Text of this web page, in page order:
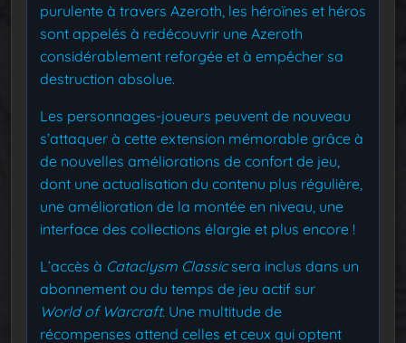
purulente à travers Azeroth, les héroïnes et héros
sont appelés à redécouvrir une Azeroth
considérablement reforgée et à empêcher sa
destruction absolue.
Les personnages-joueurs peuvent de nouveau
s’attaquer à cette extension mémorable grâce à
de nouvelles améliorations de confort de jeu,
dont une actualisation du contenu plus régulière,
une amélioration de la montée en niveau, une
interface des collections élargie et plus encore !
L’accès à Cataclysm Classicsera inclus dans un
abonnement ou du temps de jeu actif sur
World of Warcraft. Une multitude de
récompenses attend celles et ceux qui optent